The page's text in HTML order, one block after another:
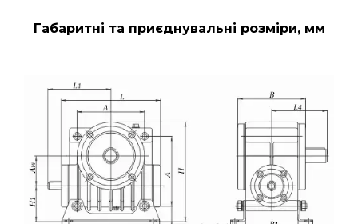
Габаритні та приєднувальні розміри, мм